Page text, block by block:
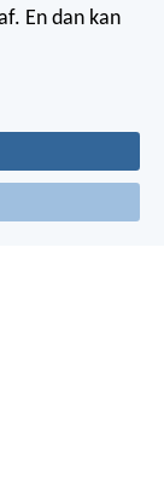
En dan kan